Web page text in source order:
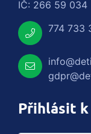
IČ: 266 59 034
774 733
Přihlásit